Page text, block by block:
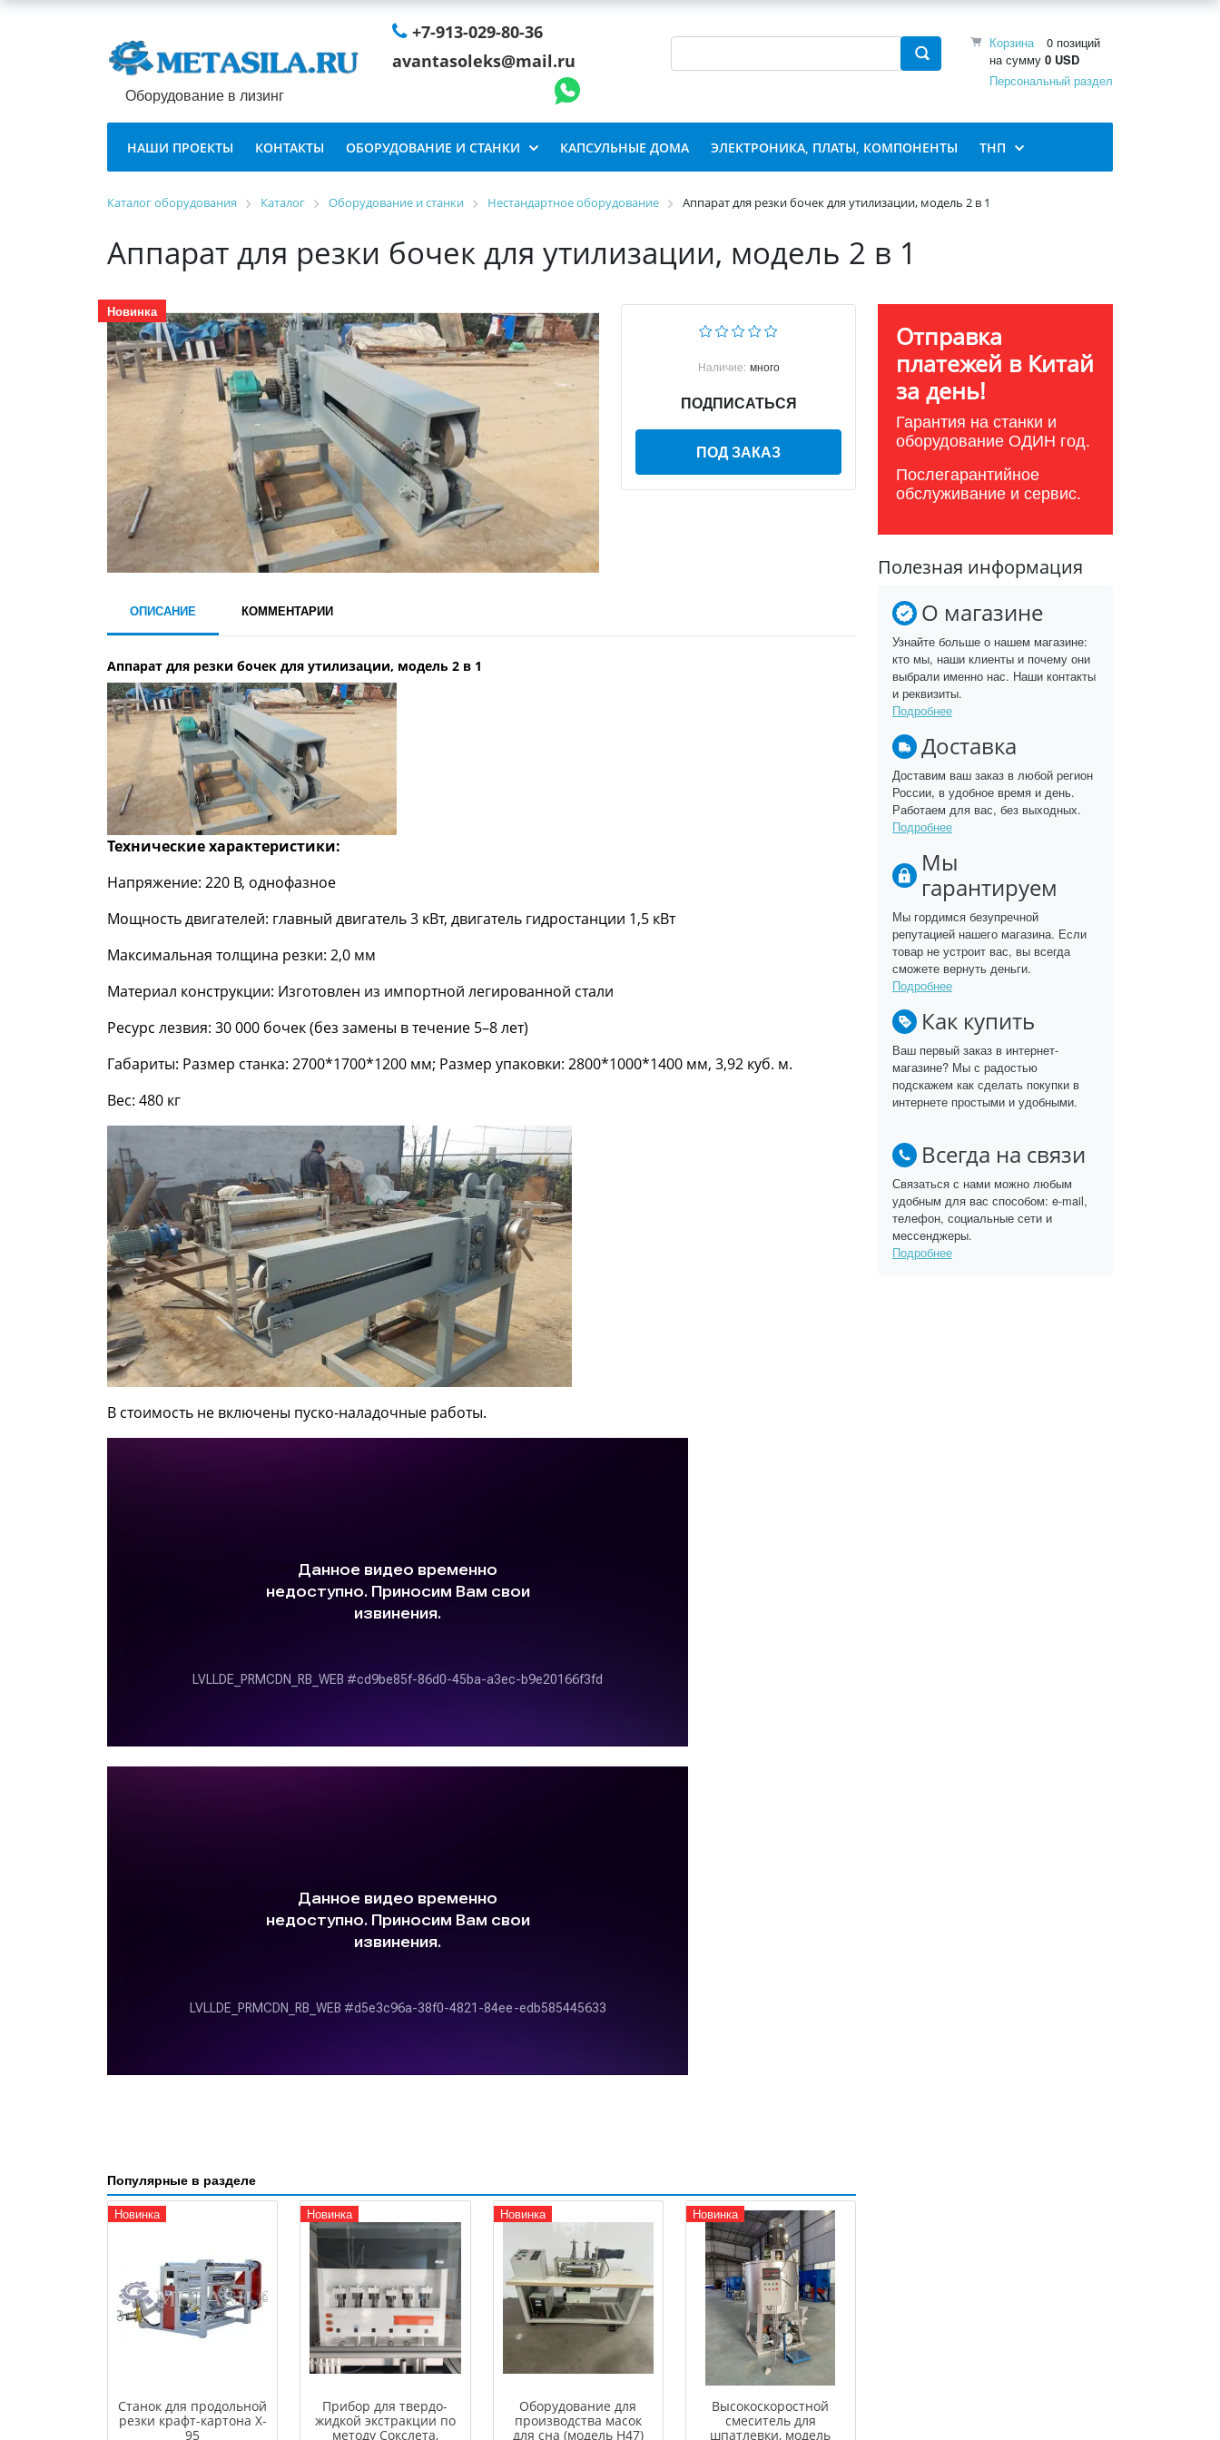
Оборудование в лизинг
Корзина
0 позиций
на сумму 0 USD
Персональный раздел
+7-913-029-80-36
avantasoleks@mail.ru
НАШИ ПРОЕКТЫ КОНТАКТЫ ОБОРУДОВАНИЕ И СТАНКИ КАПСУЛЬНЫЕ ДОМА ЭЛЕКТРОНИКА, ПЛАТЫ, КОМПОНЕНТЫ ТНП
Каталог оборудования Каталог Оборудование и станки Нестандартное оборудование Аппарат для резки бочек для утилизации, модель 2 в 1
Аппарат для резки бочек для утилизации, модель 2 в 1
Новинка
Наличие: много
ПОДПИСАТЬСЯ
ПОД ЗАКАЗ
ОПИСАНИЕ КОММЕНТАРИИ
Аппарат для резки бочек для утилизации, модель 2 в 1
Технические характеристики:
Напряжение: 220 В, однофазное
Мощность двигателей: главный двигатель 3 кВт, двигатель гидростанции 1,5 кВт
Максимальная толщина резки: 2,0 мм
Материал конструкции: Изготовлен из импортной легированной стали
Ресурс лезвия: 30 000 бочек (без замены в течение 5–8 лет)
Габариты: Размер станка: 2700*1700*1200 мм; Размер упаковки: 2800*1000*1400 мм, 3,92 куб. м.
Вес: 480 кг
В стоимость не включены пуско-наладочные работы.
Популярные в разделе
Новинка
Станок для продольной
резки крафт-картона X-
95
Новинка
Прибор для твердо-
жидкой экстракции по
методу Сокслета,
Новинка
Оборудование для
производства масок
для сна (модель H47)
Новинка
Высокоскоростной
смеситель для
шпатлевки, модель
Отправка
платежей в Китай
за день!
Гарантия на станки и
оборудование ОДИН год.
Послегарантийное
обслуживание и сервис.
Полезная информация
О магазине
Узнайте больше о нашем магазине:
кто мы, наши клиенты и почему они
выбрали именно нас. Наши контакты
и реквизиты.
Подробнее
Доставка
Доставим ваш заказ в любой регион
России, в удобное время и день.
Работаем для вас, без выходных.
Подробнее
Мы
гарантируем
Мы гордимся безупречной
репутацией нашего магазина. Если
товар не устроит вас, вы всегда
сможете вернуть деньги.
Подробнее
Как купить
Ваш первый заказ в интернет-
магазине? Мы с радостью
подскажем как сделать покупки в
интернете простыми и удобными.
Всегда на связи
Связаться с нами можно любым
удобным для вас способом: e-mail,
телефон, социальные сети и
мессенджеры.
Подробнее